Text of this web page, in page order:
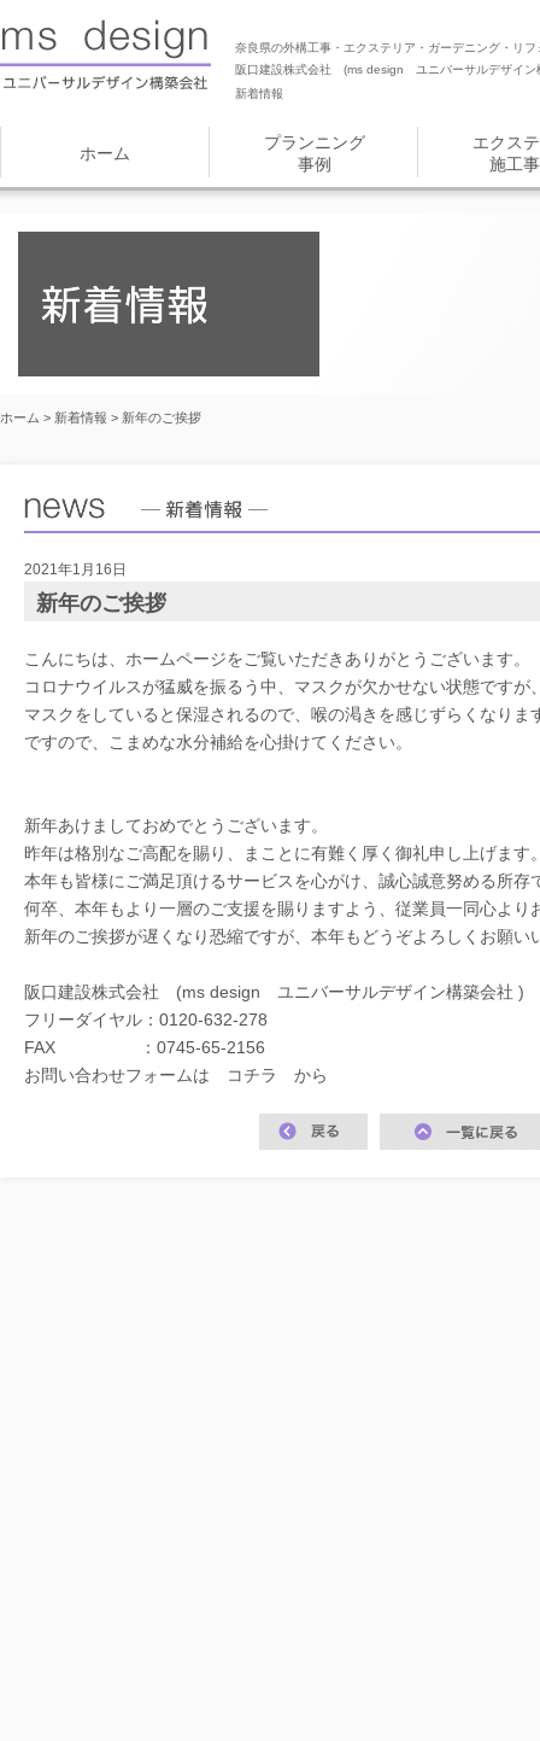
奈良県の外構工事・エクステリア・ガーデニング・リ
阪口建設株式会社 (ms design ユニバーサルデザイン
新着情報
ホーム
プランニング
事例
エクス
施工
ホーム > 新着情報 > 新年のご挨拶
2021年1月16日
新年のご挨拶
こんにちは、ホームページをご覧いただきありがとうございます。
コロナウイルスが猛威を振るう中、マスクが欠かせない状態ですが
マスクをしていると保湿されるので、喉の渇きを感じずらくなりま
ですので、こまめな水分補給を心掛けてください。
新年あけましておめでとうございます。
昨年は格別なご高配を賜り、まことに有難く厚く御礼申し上げます
本年も皆様にご満足頂けるサービスを心がけ、誠心誠意努める所存
何卒、本年もより一層のご支援を賜りますよう、従業員一同心より
新年のご挨拶が遅くなり恐縮ですが、本年もどうぞよろしくお願い
阪口建設株式会社 (ms design ユニバーサルデザイン構築会社 )
フリーダイヤル：0120-632-278
FAX ：0745-65-2156
お問い合わせフォームは
コチラ から